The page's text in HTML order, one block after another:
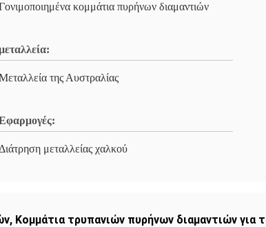
κομμάτια πυρήνων διαμαντιών
της Αυστραλίας
Διάτρηση μεταλλείας χαλκού
, Κομμάτια τρυπανιών πυρήνων διαμαντιών για